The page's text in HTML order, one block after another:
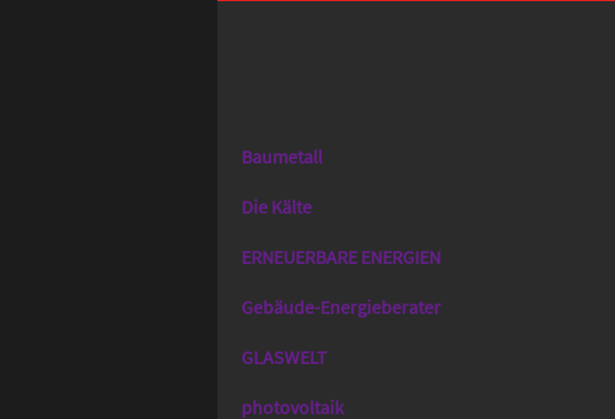
Baumetall
Die Kälte
ERNEUERBARE ENERGIEN
Gebäude-Energieberater
GLASWELT
photovoltaik